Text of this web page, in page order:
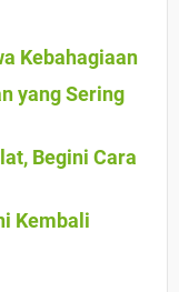
Kebahagiaan
yang Sering
Begini Cara
Kembali